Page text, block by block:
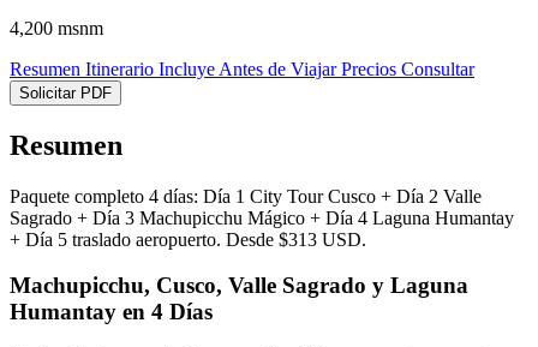
4,200 msnm
Resumen Itinerario Incluye Antes de ViajarPrecios Consultar
Solicitar PDF
Resumen
Paquete completo 4 días: Día 1 City Tour Cusco + Día 2 Valle
Sagrado + Día 3 Machupicchu Mágico + Día 4 Laguna Humantay
+ Día 5 traslado aeropuerto. Desde $313 USD.
Machupicchu, Cusco, Valle Sagrado y Laguna
Humantay en 4 Días